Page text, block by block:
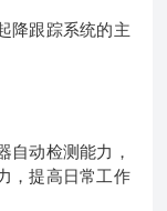
跟踪系统的主
动检测能力，
，提高日常工作